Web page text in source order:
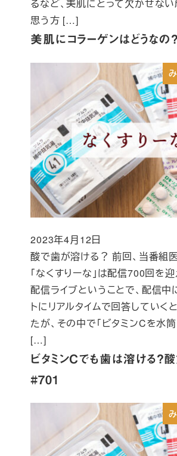
美肌にコラーゲンはどうなの
るなど、美肌にとって欠かせな
思う方 […]
ビタミンCでも歯は溶ける？
#701
酸で歯が溶ける？ 前回、当番組
「なくすりーな」は配信700回を
配信ライブということで、配信中
トにリアルタイムで回答していく
たが、その中で「ビタミンCを水
[…]
投稿日
2023年4月12日